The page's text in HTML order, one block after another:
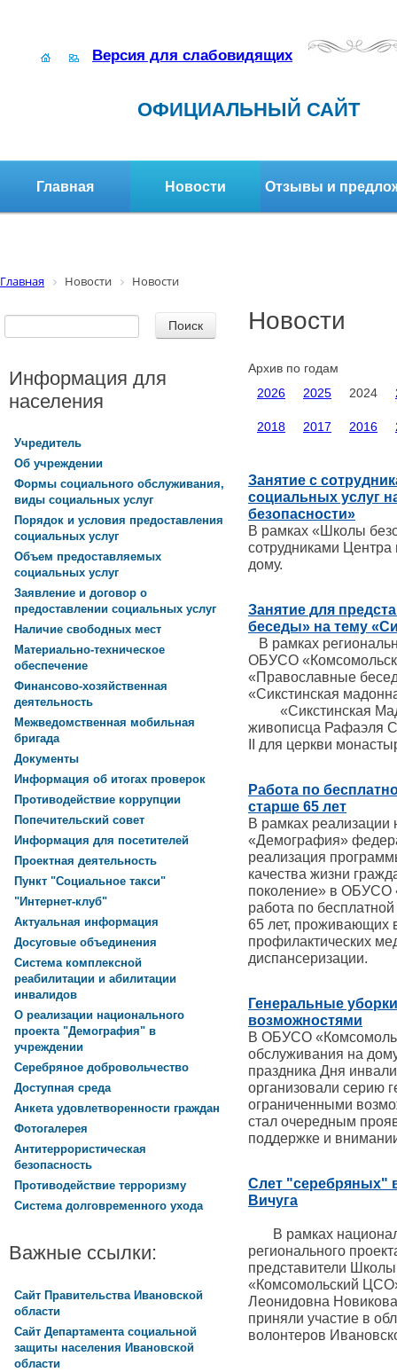
Версия для слабовидящих
ОФИЦИАЛЬНЫЙ САЙТ
Главная Новости Отзывы и
Главная Новости Новости
Новости
Архив по годам
2026
2025 2024
2018 2017 2016
Занятие с
социальных услуг
безопасности»
В рамках «Школы
сотрудниками Центра
дому.
Занятие для
беседы» на тему
В рамках
ОБУСО
«Православные
«Сикстинская
«Сикстинская
живописца Рафаэля
II для церкви
Работа по
старше 65 лет
В рамках реализации
«Демография»
реализация
качества жизни
поколение» в ОБУСО
работа по
65 лет, проживающих
профилактических
диспансеризации.
Генеральные
возможностями
В ОБУСО
обслуживания на
праздника Дня
организовали серию
ограниченными
стал очередным
поддержке и
Слет "серебряных"
Вичуга
В рамках
регионального
представители
«Комсомольский
Леонидовна
приняли участие в
волонтеров
Информация для
населения
Учредитель
Об учреждении
Формы социального обслуживания,
виды социальных услуг
Порядок и условия предоставления
социальных услуг
Объем предоставляемых
социальных услуг
Заявление и договор о
предоставлении социальных услуг
Наличие свободных мест
Материально-техническое
обеспечение
Финансово-хозяйственная
деятельность
Межведомственная мобильная
бригада
Документы
Информация об итогах проверок
Противодействие коррупции
Попечительский совет
Информация для посетителей
Проектная деятельность
Пункт "Социальное такси"
"Интернет-клуб"
Актуальная информация
Досуговые объединения
Система комплексной
реабилитации и абилитации
инвалидов
О реализации национального
проекта "Демография" в
учреждении
Серебряное добровольчество
Доступная среда
Анкета удовлетворенности граждан
Фотогалерея
Антитеррористическая
безопасность
Противодействие терроризму
Система долговременного ухода
Важные ссылки:
Сайт Правительства Ивановской
области
Сайт Департамента социальной
защиты населения Ивановской
области